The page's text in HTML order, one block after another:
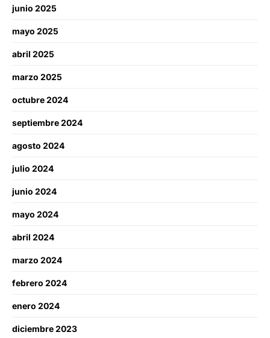
junio 2025
mayo 2025
abril 2025
marzo 2025
octubre 2024
septiembre 2024
agosto 2024
julio 2024
junio 2024
mayo 2024
abril 2024
marzo 2024
febrero 2024
enero 2024
diciembre 2023